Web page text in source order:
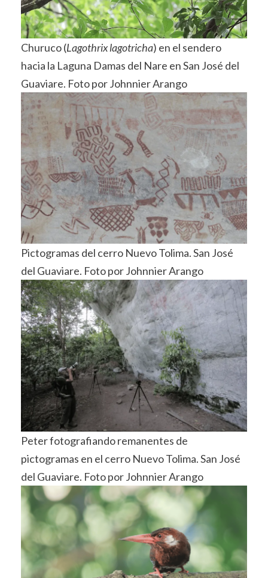
Churuco (Lagothrix lagotricha) en el sendero
hacia la Laguna Damas del Nare en San José del
Guaviare. Foto por Johnnier Arango
Pictogramas del cerro Nuevo Tolima. San José
del Guaviare. Foto por Johnnier Arango
Peter fotografiando remanentes de
pictogramas en el cerro Nuevo Tolima. San José
del Guaviare. Foto por Johnnier Arango